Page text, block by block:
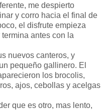
me despierto
y corro hacia el final de
el disfrute empieza
antes con la
nuevos canteros, y
pequeño gallinero. El
los brocolis,
ajos, cebollas y acelgas
que es otro, mas lento,